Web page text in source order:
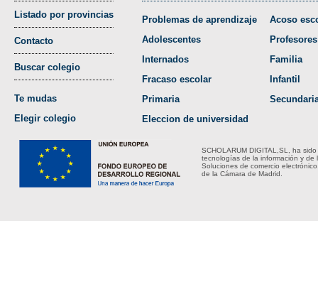
Listado por provincias
Contacto
Buscar colegio
Te mudas
Elegir colegio
Problemas de aprendizaje
Adolescentes
Internados
Fracaso escolar
Primaria
Eleccion de universidad
Acoso
Profesores
Familia
Infantil
SCHOLARUM DIGITAL,SL, ha
tecnologías de la información y de
Soluciones de comercio
de la Cámara de Madrid.